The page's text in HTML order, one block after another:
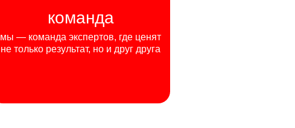
команда
мы — команда экспертов, где ценят
не только результат, но и друг друга